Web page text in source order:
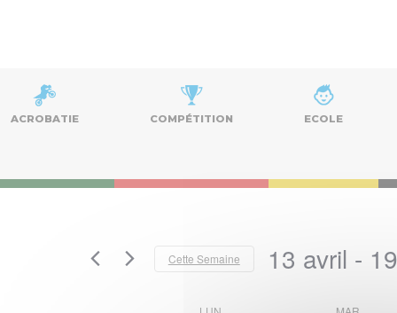
ACROBATIE COMPÉTITION ECOLE
Cette Semaine 13 avril -